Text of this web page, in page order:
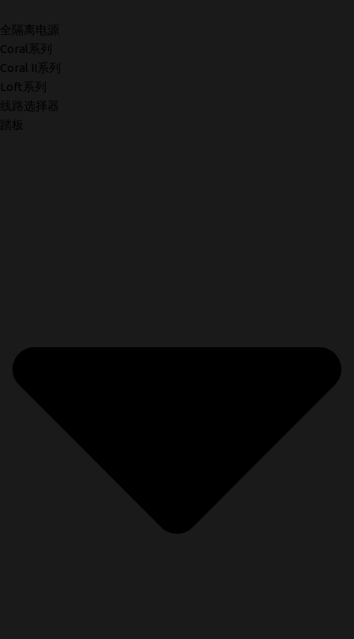
全隔离电源
Coral系列
Coral II系列
Loft系列
线路选择器
踏板